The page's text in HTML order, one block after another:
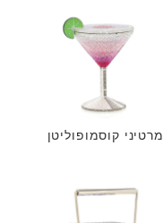
מרטיני קוסמופוליטן